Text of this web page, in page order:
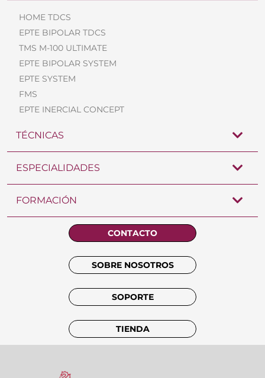
HOME TDCS
EPTE BIPOLAR TDCS
TMS M-100 ULTIMATE
EPTE BIPOLAR SYSTEM
EPTE SYSTEM
FMS
EPTE INERCIAL CONCEPT
TÉCNICAS
ESPECIALIDADES
FORMACIÓN
CONTACTO
SOBRE NOSOTROS
SOPORTE
TIENDA